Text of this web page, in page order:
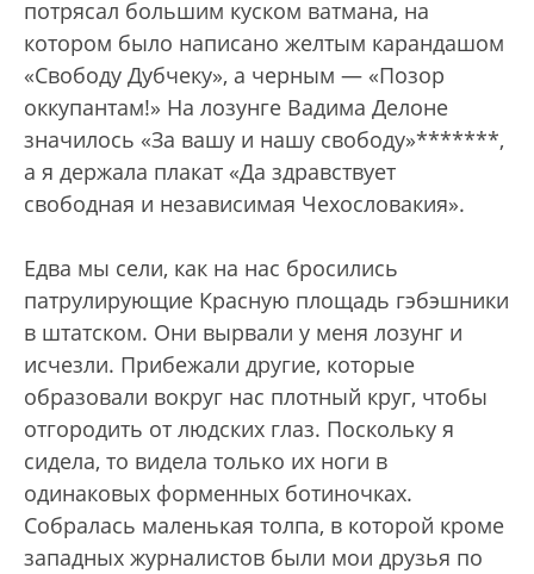
потрясал большим куском ватмана, на
котором было написано желтым карандашом
«Свободу Дубчеку», а черным — «Позор
оккупантам!» На лозунге Вадима Делоне
значилось «За вашу и нашу свободу»*******,
а я держала плакат «Да здравствует
свободная и независимая Чехословакия».
Едва мы сели, как на нас бросились
патрулирующие Красную площадь гэбэшники
в штатском. Они вырвали у меня лозунг и
исчезли. Прибежали другие, которые
образовали вокруг нас плотный круг, чтобы
отгородить от людских глаз. Поскольку я
сидела, то видела только их ноги в
одинаковых форменных ботиночках.
Собралась маленькая толпа, в которой кроме
западных журналистов были мои друзья по